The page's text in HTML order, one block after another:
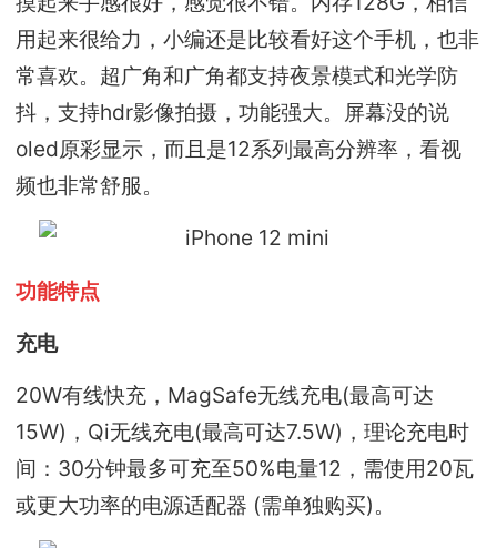
用起来很给力，小编还是比较看好这个手机，也非
常喜欢。超广角和广角都支持夜景模式和光学防
抖，支持hdr影像拍摄，功能强大。屏幕没的说
oled原彩显示，而且是12系列最高分辨率，看视
频也非常舒服。
功能特点
充电
20W有线快充，MagSafe无线充电(最高可达
15W)，Qi无线充电(最高可达7.5W)，理论充电时
间：30分钟最多可充至50%电量12，需使用20瓦
或更大功率的电源适配器 (需单独购买)。